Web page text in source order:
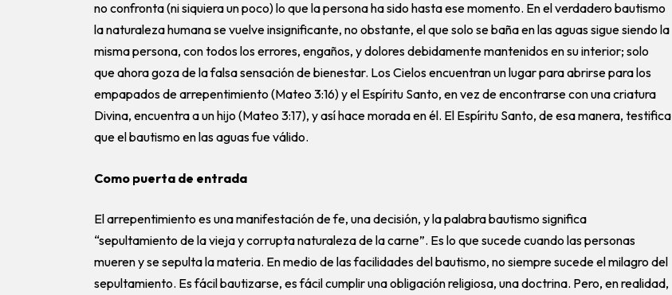
no confronta (ni siquiera un poco) lo que la persona ha sido hasta ese momento. En el verdadero bautismo
la naturaleza humana se vuelve insignificante, no obstante, el que solo se baña en las aguas sigue siendo la
misma persona, con todos los errores, engaños, y dolores debidamente mantenidos en su interior; solo
que ahora goza de la falsa sensación de bienestar. Los Cielos encuentran un lugar para abrirse para los
empapados de arrepentimiento (Mateo 3:16) y el Espíritu Santo, en vez de encontrarse con una criatura
Divina, encuentra a un hijo (Mateo 3:17), y así hace morada en él. El Espíritu Santo, de esa manera, testifica
que el bautismo en las aguas fue válido.
Como puerta de entrada
El arrepentimiento es una manifestación de fe, una decisión, y la palabra bautismo significa
“sepultamiento de la vieja y corrupta naturaleza de la carne”. Es lo que sucede cuando las personas
mueren y se sepulta la materia. En medio de las facilidades del bautismo, no siempre sucede el milagro del
sepultamiento. Es fácil bautizarse, es fácil cumplir una obligación religiosa, una doctrina. Pero, en realidad,